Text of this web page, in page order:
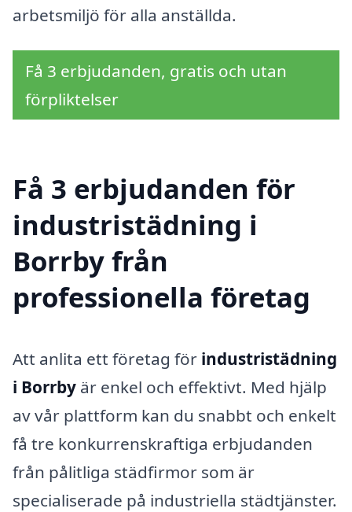
arbetsmiljö för alla anställda.
Få 3 erbjudanden, gratis och utan
förpliktelser
Få 3 erbjudanden för
industristädning i
Borrby från
professionella företag
Att anlita ett företag för industristädning
i Borrby är enkel och effektivt. Med hjälp
av vår plattform kan du snabbt och enkelt
få tre konkurrenskraftiga erbjudanden
från pålitliga städfirmor som är
specialiserade på industriella städtjänster.